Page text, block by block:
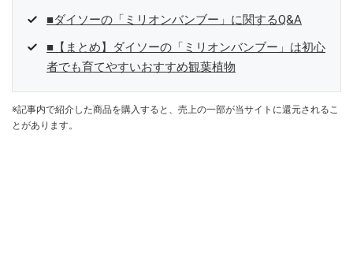
■ダイソーの「ミリオンバンブー」に関するQ&A
■【まとめ】ダイソーの「ミリオンバンブー」は初心
者でも育てやすいおすすめ観葉植物
※記事内で紹介した商品を購入すると、売上の一部が当サイトに還元されるこ
とがあります。